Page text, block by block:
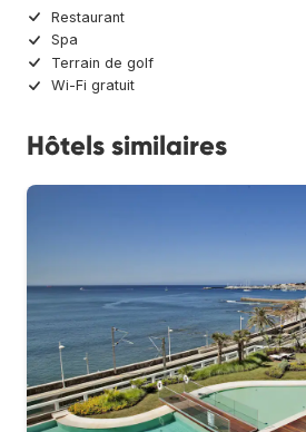
Restaurant
Spa
Terrain de golf
Wi-Fi gratuit
Hôtels similaires